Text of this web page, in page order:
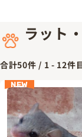
ラット
合計50件 / 1 - 12件
NEW